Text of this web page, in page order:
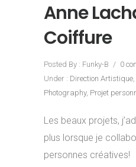
Anne
Coiffure
Posted By : Funky-B / 0
Under : Direction Artistique,
Photography, Projet
Les beaux projets,
plus lorsque je
personnes créatives!